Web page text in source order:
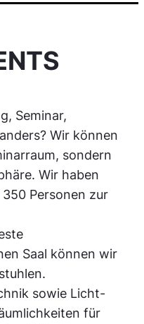
Seminar,
Wir können
sondern
Wir haben
Personen zur
Saal können wir
sowie Licht-
für